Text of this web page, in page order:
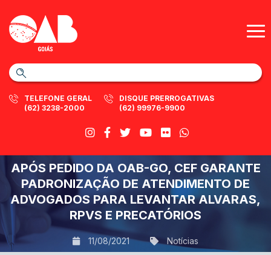
TELEFONE GERAL
(62) 3238-2000
DISQUE PRERROGATIVAS
(62) 99976-9900
APÓS PEDIDO DA OAB-GO, CEF GARANTE
PADRONIZAÇÃO DE ATENDIMENTO DE
ADVOGADOS PARA LEVANTAR ALVARAS,
RPVS E PRECATÓRIOS
11/08/2021 Notícias